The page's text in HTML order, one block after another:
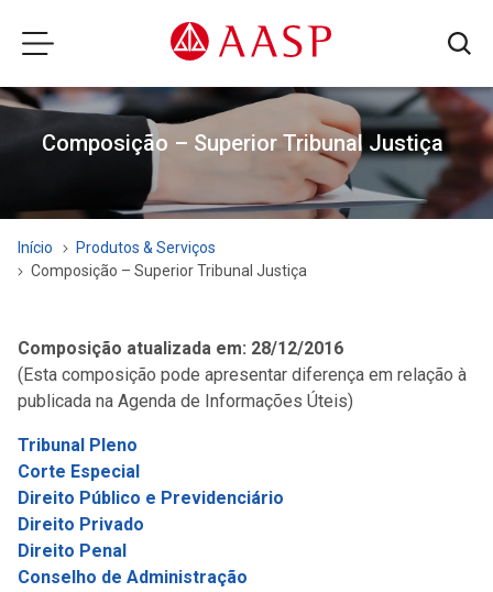
Composição – Superior Tribunal Justiça
Início
Produtos & Serviços
Composição – Superior Tribunal Justiça
Composição atualizada em: 28/12/2016
(Esta composição pode apresentar diferença em relação à
publicada na Agenda de Informações Úteis)
Tribunal Pleno
Corte Especial
Direito Público e Previdenciário
Direito Privado
Direito Penal
Conselho de Administração